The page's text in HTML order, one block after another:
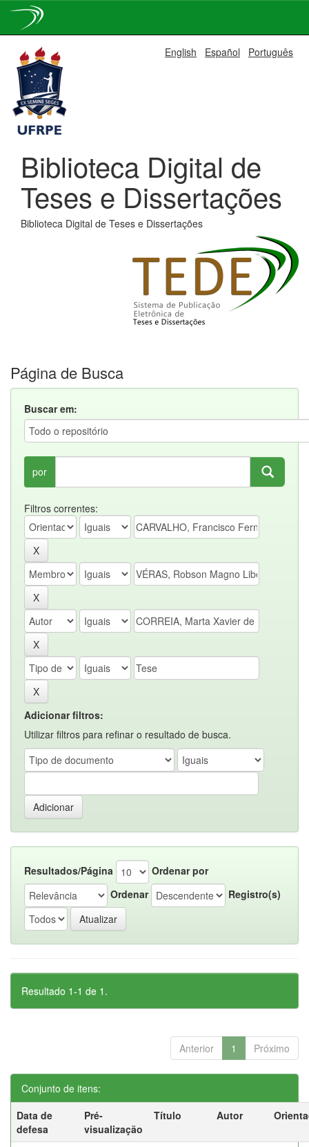
navigation
English Español Português
Biblioteca Digital de
Teses e Dissertações
Biblioteca Digital de Teses e Dissertações
Página de Busca
Buscar em:
por
Filtros correntes:
Adicionar filtros:
Utilizar filtros para refinar o resultado de busca.
Resultados/Página
Ordenar por
Ordenar
Registro(s)
Resultado 1-1 de 1.
Anterior 1 Próximo
Conjunto de itens:
Data de
defesa
Pré-
visualização
Título Autor